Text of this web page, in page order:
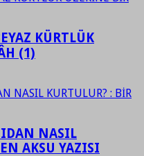
KÜRTLÜK
(1)
NASIL
AKSU YAZISI